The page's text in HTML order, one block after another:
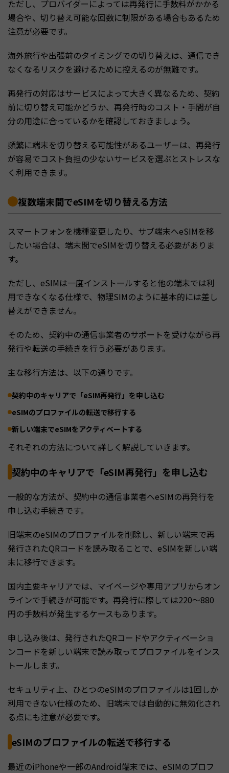
ただし、プロバイダーによっては再発行に手数料がかかる
場合や、切り替え可能な回数に制限がある場合もあるため
注意が必要です。
海外旅行や出張前のタイミングでの切り替えは、通信でき
なくなるリスクを避けるために控えるのが無難です。
再発行の対応はサービスによって大きく異なるため、契約
前に切り替え可能かどうか、再発行時のコスト・手間が自
分の用途に合っているかを確認しておきましょう。
頻繁に端末を切り替える可能性があるユーザーは、再発行
が容易でコスト負担の少ないサービスを選ぶとストレスな
く利用できます。
複数端末間でeSIMを切り替える方法
スマートフォンを機種変更したり、サブ端末へeSIMを移
したい場合は、端末間でeSIMを切り替える必要がありま
す。
ただし、eSIMは一度インストールすると他の端末では利
用できなくなる仕様で、物理SIMのように基本的には差し
替えができません。
そのため、契約中の通信事業者のサポートを受けながら再
発行や転送の手続きを行う必要があります。
主な移行方法は、以下の通りです。
契約中のキャリアで「eSIM再発行」を申し込む
eSIMのプロファイルの転送で移行する
新しい端末でeSIMをアクティベートする
それぞれの方法について詳しく解説していきます。
契約中のキャリアで「eSIM再発行」を申し込む
一般的な方法が、契約中の通信事業者へeSIMの再発行を
申し込む手続きです。
旧端末のeSIMのプロファイルを削除し、新しい端末で再
発行されたQRコードを読み取ることで、eSIMを新しい端
末に移行できます。
国内主要キャリアでは、マイページや専用アプリからオン
ラインで手続きが可能です。再発行に際しては220～880
円の手数料が発生するケースもあります。
申し込み後は、発行されたQRコードやアクティベーショ
ンコードを新しい端末で読み取ってプロファイルをインス
トールします。
セキュリティ上、ひとつのeSIMのプロファイルは1回しか
利用できない仕様のため、旧端末では自動的に無効化され
る点にも注意が必要です。
eSIMのプロファイルの転送で移行する
最近のiPhoneや一部のAndroid端末では、eSIMのプロフ